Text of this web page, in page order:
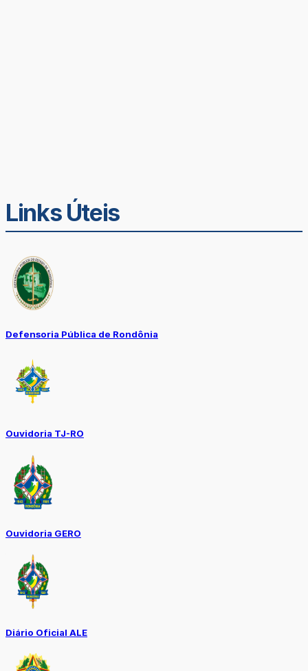
Links Úteis
Defensoria Pública de Rondônia
Ouvidoria TJ-RO
Ouvidoria GERO
Diário Oficial ALE